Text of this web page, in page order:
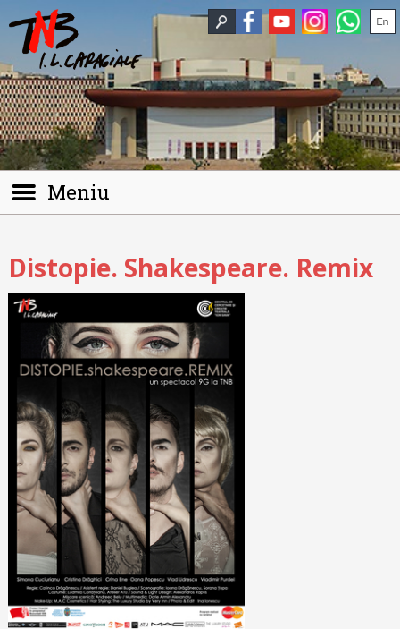
Meniu
Distopie. Shakespeare. Remix